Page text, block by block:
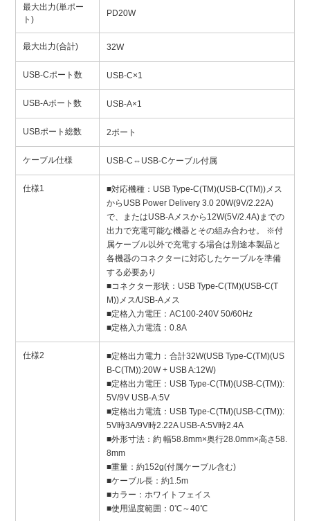
最大出力(単ポー
ト)
PD20W
最大出力(合計) 32W
USB-Cポート数 USB-C×1
USB-Aポート数 USB-A×1
USBポート総数 2ポート
ケーブル仕様 USB-C⇔USB-Cケーブル付属
仕様1
■対応機種：USB Type-C(TM)(USB-C(TM))メス
からUSB Power Delivery 3.0 20W(9V/2.22A)
で、またはUSB-Aメスから12W(5V/2.4A)までの
出力で充電可能な機器とその組み合わせ。 ※付
属ケーブル以外で充電する場合は別途本製品と
各機器のコネクターに対応したケーブルを準備
する必要あり
■コネクター形状：USB Type-C(TM)(USB-C(T
M))メス/USB-Aメス
■定格入力電圧：AC100-240V 50/60Hz
■定格入力電流：0.8A
仕様2
■定格出力電力：合計32W(USB Type-C(TM)(US
B-C(TM)):20W + USB A:12W)
■定格出力電圧：USB Type-C(TM)(USB-C(TM)):
5V/9V USB-A:5V
■定格出力電流：USB Type-C(TM)(USB-C(TM)):
5V時3A/9V時2.22A USB-A:5V時2.4A
■外形寸法：約 幅58.8mm×奥行28.0mm×高さ58.
8mm
■重量：約152g(付属ケーブル含む)
■ケーブル長：約1.5m
■カラー：ホワイトフェイス
■使用温度範囲：0℃～40℃